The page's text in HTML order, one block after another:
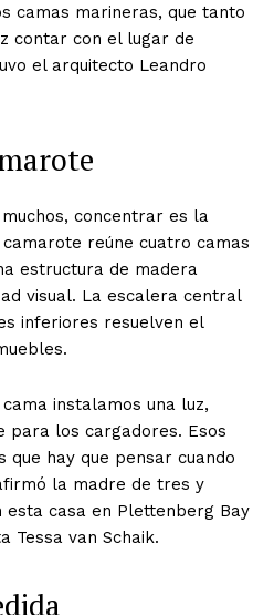
camas marineras, que tanto
contar con el lugar de
el arquitecto Leandro
concentrar es la
reúne cuatro camas
estructura de madera
visual. La escalera central
inferiores resuelven el
instalamos una luz,
para los cargadores. Esos
que hay que pensar cuando
la madre de tres y
esta casa en Plettenberg Bay
Tessa van Schaik.